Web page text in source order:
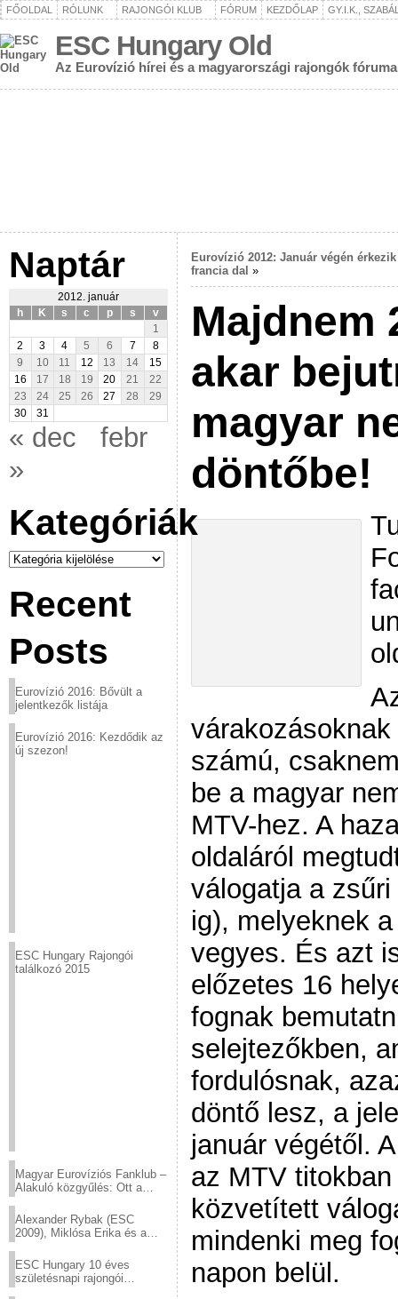
FŐOLDAL RÓLUNK RAJONGÓI KLUB FÓRUM KEZDŐLAP GY.I.K.,
ESC Hungary Old
Az Eurovízió hírei és a magyarországi rajongók fóruma
Naptár
2012. január
h
K s c p s
v
1
2
3 4 5 6 7
8
9
10 11 12 13 14
15
16
17 18 19 20 21
22
23
24 25 26 27 28
29
30
31
« dec
febr
»
Kategóriák
Kategóriák
Recent
Posts
Eurovízió 2016: Bővült a
jelentkezők listája
Eurovízió 2016: Kezdődik az
új szezon!
ESC Hungary Rajongói
találkozó 2015
Magyar Eurovíziós Fanklub –
Alakuló közgyűlés: Ott a
Alexander Rybak (ESC
2009), Miklósa Erika és a
sztárjai a Margitszigeten
ESC Hungary 10 éves
születésnapi rajongói
Eurovízió 2012: Január végén érkezik
francia dal »
Majdnem
akar
magyar
döntőbe!
számú,
be a magyar
MTV-hez. A
oldaláról
válogatja a
ig), melyeknek
vegyes. És azt
előzetes 16
fognak
selejtezőkben,
fordulósnak,
döntő lesz, a
január végétől.
az MTV
közvetített
mindenki meg
napon belül.